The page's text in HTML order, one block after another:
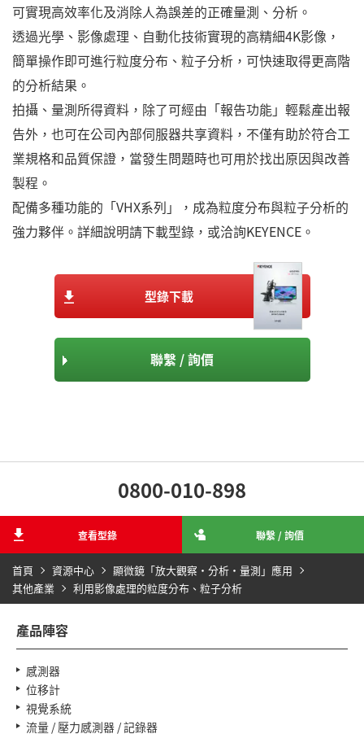
首頁 資源中心
顯微鏡「放大觀察‧分析‧量測」應用
其他產業
利用影像處理的粒度分布、粒子分析
可實現高效率化及消除人為誤差的正確量測、分析。
透過光學、影像處理、自動化技術實現的高精細4K影像，
簡單操作即可進行粒度分布、粒子分析，可快速取得更高階
的分析結果。
拍攝、量測所得資料，除了可經由「報告功能」輕鬆產出報
告外，也可在公司內部伺服器共享資料，不僅有助於符合工
業規格和品質保證，當發生問題時也可用於找出原因與改善
製程。
配備多種功能的「VHX系列」，成為粒度分布與粒子分析的
強力夥伴。詳細說明請下載型錄，或洽詢KEYENCE。
型錄下載
聯繫 / 詢價
0800-010-898
查看型錄 聯繫 / 詢價
產品陣容
感測器
位移計
視覺系統
流量 / 壓力感測器 / 記錄器